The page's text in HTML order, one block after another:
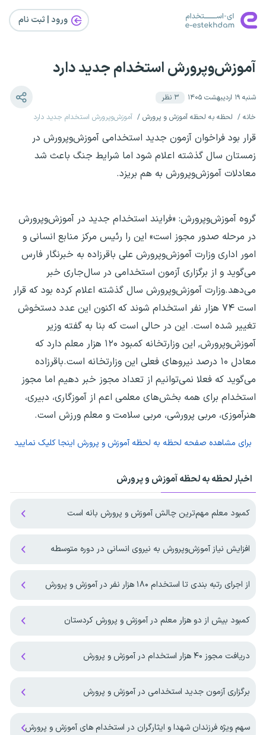
ورود | ثبت‌ نام
آموزش‌وپرورش استخدام جدید دارد
شنبه ۱۹ اردیبهشت ۱۴۰۵ ۳ نظر
خانه
لحظه به لحظه آموزش و پرورش آموزش‌وپرورش استخدام جدید دارد
قرار بود فراخوان آزمون جدید استخدامی آموزش‌وپرورش در
زمستان سال گذشته اعلام شود اما شرایط جنگ باعث شد
معادلات آموزش‌وپرورش به هم بریزد.
گروه آموزش‌وپرورش: «فرایند استخدام جدید در آموزش‌وپرورش
در مرحله صدور مجوز است» این را رئیس مرکز منابع انسانی و
امور اداری وزارت آموزش‌وپرورش علی باقرزاده به خبرنگار فارس
می‌گوید و از برگزاری آزمون استخدامی در سال‌جاری خبر
می‌دهد.وزارت آموزش‌وپرورش سال گذشته اعلام کرده بود که قرار
است ۷۴ هزار نفر استخدام شوند که اکنون این عدد دستخوش
تغییر شده است. این در حالی است که بنا به گفته وزیر
آموزش‌وپرورش, این وزارتخانه کمبود ۱۲۰ هزار معلم دارد که
معادل ۱۰ درصد نیروهای فعلی این وزارتخانه است.باقرزاده
می‌گوید که فعلا نمی‌توانیم از تعداد مجوز خبر دهیم اما مجوز
استخدام برای همه بخش‌های معلمی اعم از آموزگاری، دبیری،
هنرآموزی، مربی پرورشی، مربی سلامت و معلم ورزش است.
برای مشاهده صفحه لحظه به لحظه آموزش و پرورش اینجا کلیک نمایید
اخبار لحظه به لحظه آموزش و پرورش
کمبود معلم مهم‌ترین چالش آموزش و پرورش بانه است
افزایش نیاز آموزش‌وپرورش به نیروی انسانی در دوره متوسطه
از اجرای رتبه بندی تا استخدام ۱۸۰ هزار نفر در آموزش و پرورش
کمبود بیش از دو هزار معلم در آموزش و پرورش کردستان
دریافت مجوز ۴۰ هزار استخدام در آموزش و پرورش
برگزاری آزمون جدید استخدامی در آموزش و پرورش
سهم ویژه فرزندان شهدا و ایثارگران در استخدام های آموزش و پرورش